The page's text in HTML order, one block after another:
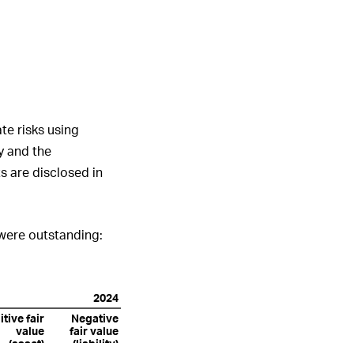
risks using
and the
are disclosed in
outstanding:
2024
fair
value
Negative
fair value